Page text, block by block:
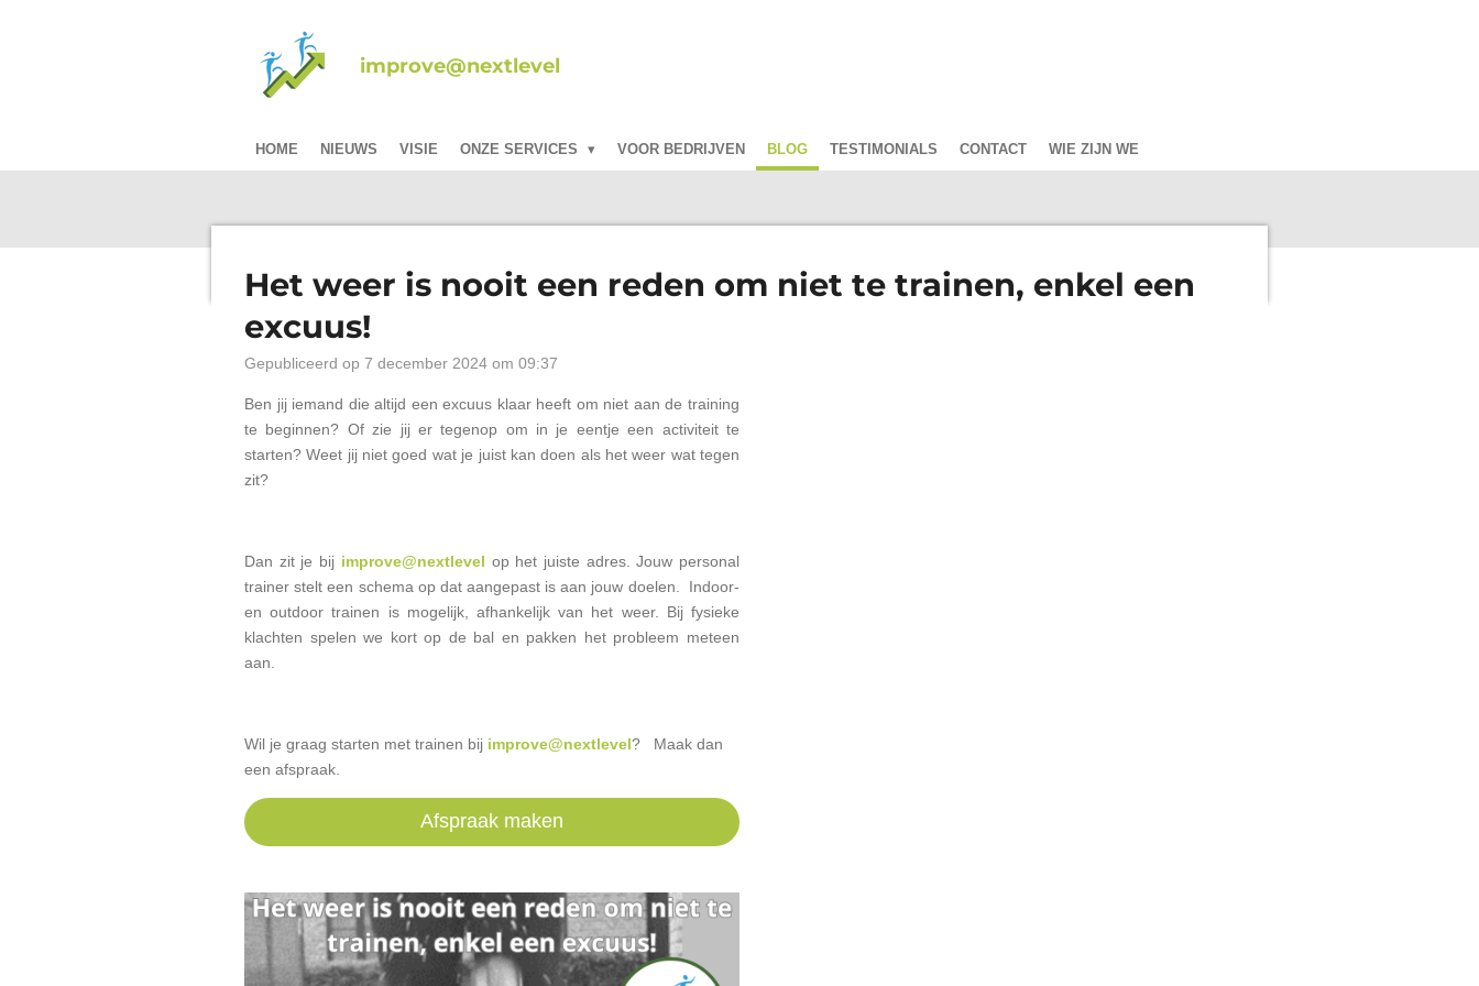
improve@nextlevel
HOME NIEUWS VISIE ONZE SERVICES VOOR BEDRIJVEN BLOG TESTIMONIALS CONTACT WIE ZIJN WE
Het weer is nooit een reden om niet te trainen, enkel een
excuus!
Gepubliceerd op 7 december 2024 om 09:37
Ben jij iemand die altijd een excuus klaar heeft om niet aan de training
te beginnen? Of zie jij er tegenop om in je eentje een activiteit te
starten? Weet jij niet goed wat je juist kan doen als het weer wat tegen
zit?
Dan zit je bij improve@nextlevel op het juiste adres. Jouw personal
trainer stelt een schema op dat aangepast is aan jouw doelen. Indoor-
en outdoor trainen is mogelijk, afhankelijk van het weer. Bij fysieke
klachten spelen we kort op de bal en pakken het probleem meteen
aan.
Wil je graag starten met trainen bij improve@nextlevel? Maak dan
een afspraak.
Afspraak maken